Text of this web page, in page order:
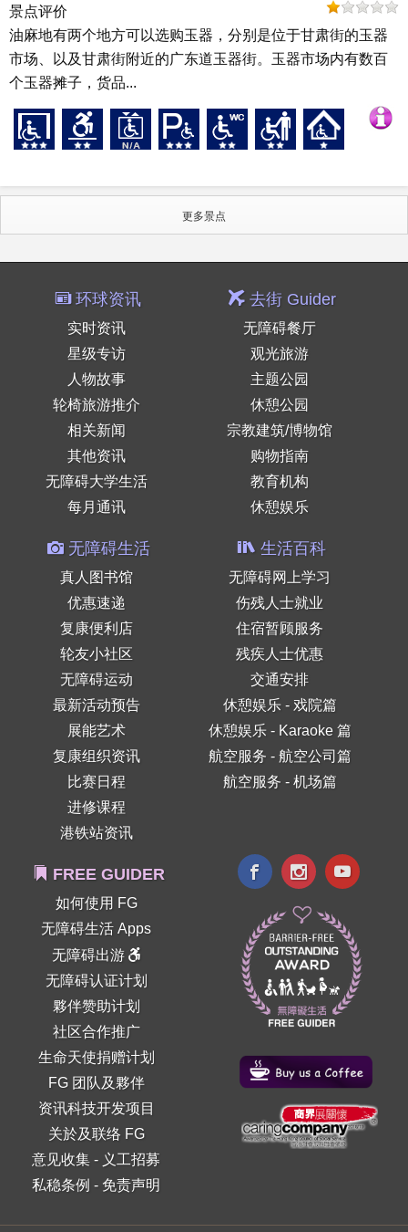
景点评价
油麻地有两个地方可以选购玉器，分别是位于甘肃街的玉器
市场、以及甘肃街附近的广东道玉器街。玉器市场内有数百
个玉器摊子，货品...
更多景点
环球资讯
实时资讯
星级专访
人物故事
轮椅旅游推介
相关新闻
其他资讯
无障碍大学生活
每月通讯
去街 Guider
无障碍餐厅
观光旅游
主题公园
休憩公园
宗教建筑/博物馆
购物指南
教育机构
休憩娱乐
无障碍生活
真人图书馆
优惠速递
复康便利店
轮友小社区
无障碍运动
最新活动预告
展能艺术
复康组织资讯
比赛日程
进修课程
港铁站资讯
生活百科
无障碍网上学习
伤残人士就业
住宿暂顾服务
残疾人士优惠
交通安排
休憩娱乐 - 戏院篇
休憩娱乐 - Karaoke 篇
航空服务 - 航空公司篇
航空服务 - 机场篇
FREE GUIDER
如何使用 FG
无障碍生活 Apps
无障碍出游
无障碍认证计划
夥伴赞助计划
社区合作推广
生命天使捐赠计划
FG 团队及夥伴
资讯科技开发项目
关於及联络 FG
意见收集 - 义工招募
私稳条例 - 免责声明